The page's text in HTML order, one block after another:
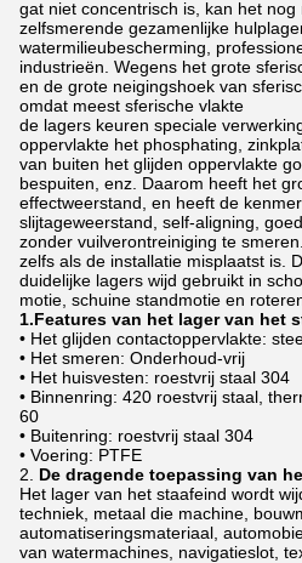
gat niet concentrisch is, kan het
zelfsmerende gezamenlijke
watermilieubescherming,
industrieën. Wegens het grote
en de grote neigingshoek van
omdat meest sferische vlakte
de lagers keuren speciale
oppervlakte het phosphating,
van buiten het glijden oppervlakte
bespuiten, enz. Daarom heeft het
effectweerstand, en heeft de
slijtageweerstand, self-aligning,
zonder vuilverontreiniging te
zelfs als de installatie misplaatst is.
duidelijke lagers wijd gebruikt in
motie, schuine standmotie en
1.Features van het lager van het
• Het glijden contactoppervlakte:
• Het smeren: Onderhoud-vrij
• Het huisvesten: roestvrij staal 304
• Binnenring: 420 roestvrij staal,
60
• Buitenring: roestvrij staal 304
• Voering: PTFE
2. De dragende toepassing van
Het lager van het staafeind wordt
techniek, metaal die machine,
automatiseringsmateriaal,
van watermachines, navigatieslot,